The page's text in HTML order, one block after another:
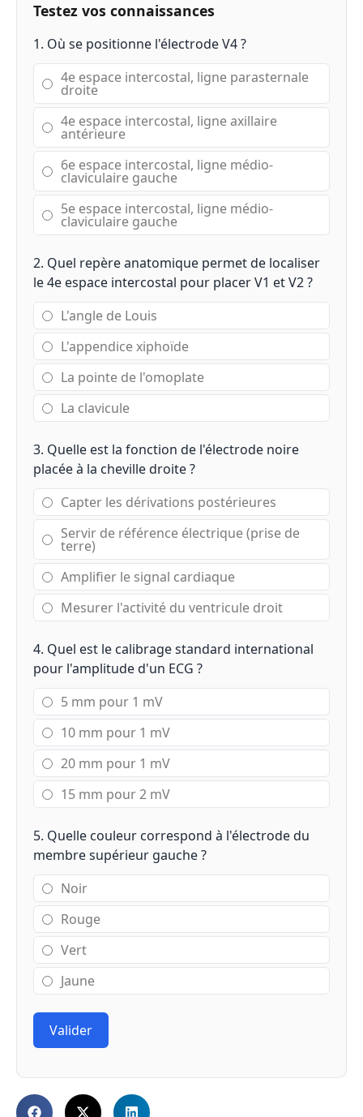
Testez vos connaissances
1. Où se positionne l'électrode V4 ?
4e espace intercostal, ligne parasternale
droite
4e espace intercostal, ligne axillaire
antérieure
6e espace intercostal, ligne médio-
claviculaire gauche
5e espace intercostal, ligne médio-
claviculaire gauche
2. Quel repère anatomique permet de localiser
le 4e espace intercostal pour placer V1 et V2 ?
L'angle de Louis
L'appendice xiphoïde
La pointe de l'omoplate
La clavicule
3. Quelle est la fonction de l'électrode noire
placée à la cheville droite ?
Capter les dérivations postérieures
Servir de référence électrique (prise de
terre)
Amplifier le signal cardiaque
Mesurer l'activité du ventricule droit
4. Quel est le calibrage standard international
pour l'amplitude d'un ECG ?
5 mm pour 1 mV
10 mm pour 1 mV
20 mm pour 1 mV
15 mm pour 2 mV
5. Quelle couleur correspond à l'électrode du
membre supérieur gauche ?
Noir
Rouge
Vert
Jaune
Valider